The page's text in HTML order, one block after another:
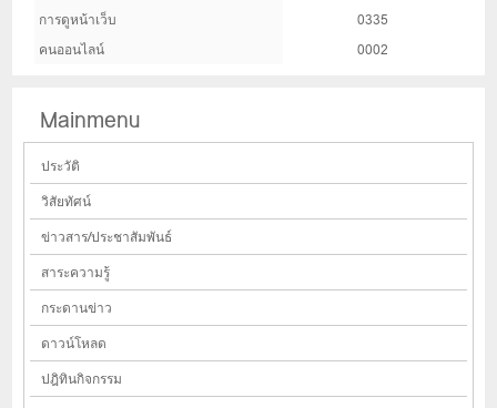
การดูหน้าเว็บ
0335
คนออนไลน์
0002
Mainmenu
ประวัติ
วิสัยทัศน์
ข่าวสาร/ประชาสัมพันธ์
สาระความรู้
กระดานข่าว
ดาวน์โหลด
ปฎิทินกิจกรรม